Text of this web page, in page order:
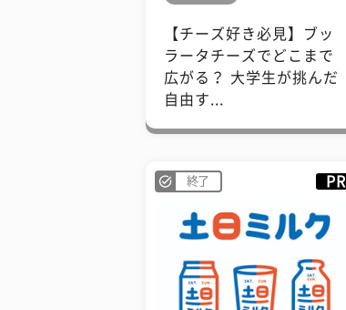
【チーズ好き必見】ブッ
ラータチーズでどこまで
広がる？ 大学生が挑んだ
自由す...
終了 PR